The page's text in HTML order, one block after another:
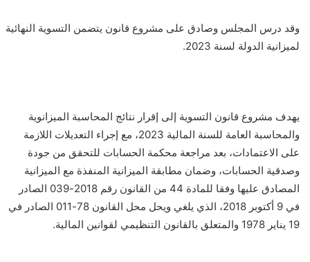
وقد درس المجلس وصادق على مشروع قانون يتضمن التسوية النهائية
لميزانية الدولة لسنة 2023.
يهدف مشروع قانون التسوية إلى إقرار نتائج المحاسبة الميزانوية
والمحاسبة العامة للسنة المالية 2023، مع إجراء التعديلات اللازمة
على الاعتمادات، بعد مراجعة محكمة الحسابات للتحقق من جودة
وصدقية الحسابات، وضمان مطابقة الميزانية المنفذة مع الميزانية
المصادق عليها وفقا للمادة 44 من القانون رقم 2018-039 الصادر
في 9 أكتوبر 2018، الذي يلغي ويحل محل القانون 78-011 الصادر في
19 يناير 1978 والمتعلق بالقانون التنظيمي لقوانين المالية.